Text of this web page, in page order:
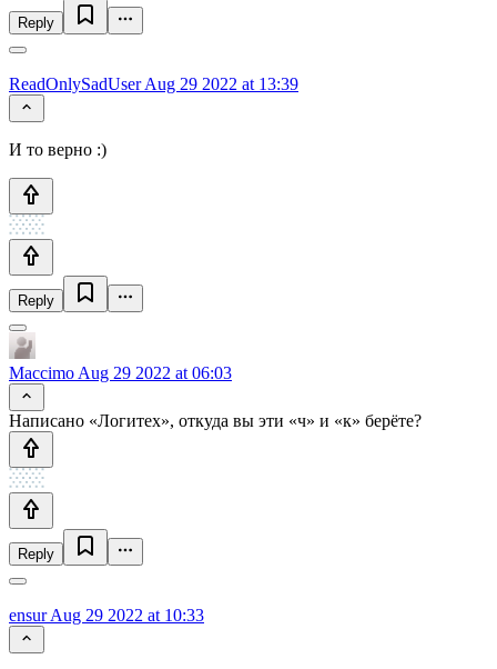
Reply
ReadOnlySadUserAug 29 2022 at 13:39
И то верно :)
Reply
Maccimo Aug 29 2022 at 06:03
Написано «Логитех», откуда вы эти «ч» и «к» берёте?
Reply
ensurAug 29 2022 at 10:33